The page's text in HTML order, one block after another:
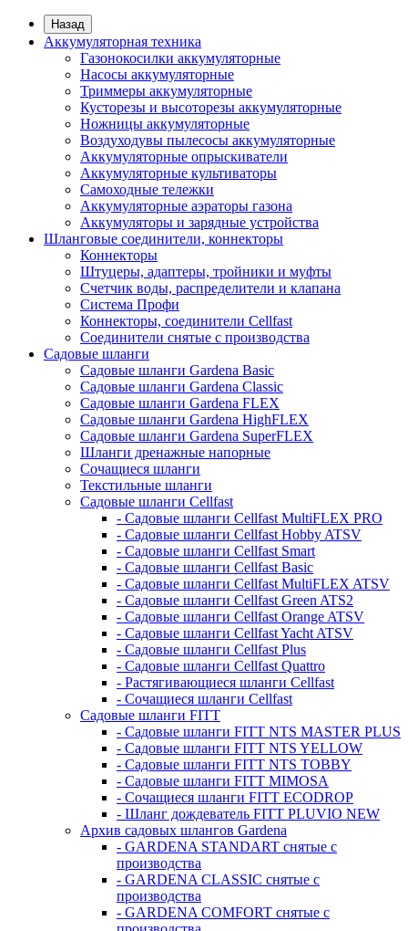
Назад
Аккумуляторная техника
Газонокосилки аккумуляторные
Насосы аккумуляторные
Триммеры аккумуляторные
Кусторезы и высоторезы аккумуляторные
Ножницы аккумуляторные
Воздуходувы пылесосы аккумуляторные
Аккумуляторные опрыскиватели
Аккумуляторные культиваторы
Самоходные тележки
Аккумуляторные аэраторы газона
Аккумуляторы и зарядные устройства
Шланговые соединители, коннекторы
Коннекторы
Штуцеры, адаптеры, тройники и муфты
Счетчик воды, распределители и клапана
Система Профи
Коннекторы, соединители Cellfast
Соединители снятые с производства
Садовые шланги
Садовые шланги Gardena Basic
Садовые шланги Gardena Classic
Садовые шланги Gardena FLEX
Садовые шланги Gardena HighFLEX
Садовые шланги Gardena SuperFLEX
Шланги дренажные напорные
Сочащиеся шланги
Текстильные шланги
Садовые шланги Cellfast
- Садовые шланги Cellfast MultiFLEX PRO
- Садовые шланги Cellfast Hobby ATSV
- Садовые шланги Cellfast Smart
- Садовые шланги Cellfast Basic
- Садовые шланги Cellfast MultiFLEX ATSV
- Садовые шланги Cellfast Green ATS2
- Садовые шланги Cellfast Orange ATSV
- Садовые шланги Cellfast Yacht ATSV
- Садовые шланги Cellfast Plus
- Садовые шланги Cellfast Quattro
- Растягивающиеся шланги Cellfast
- Сочащиеся шланги Cellfast
Садовые шланги FITT
- Садовые шланги FITT NTS MASTER PLUS
- Садовые шланги FITT NTS YELLOW
- Садовые шланги FITT NTS TOBBY
- Садовые шланги FITT MIMOSA
- Сочащиеся шланги FITT ECODROP
- Шланг дождеватель FITT PLUVIO NEW
Архив садовых шлангов Gardena
- GARDENA STANDART снятые с
производства
- GARDENA CLASSIC снятые с
производства
- GARDENA COMFORT снятые с